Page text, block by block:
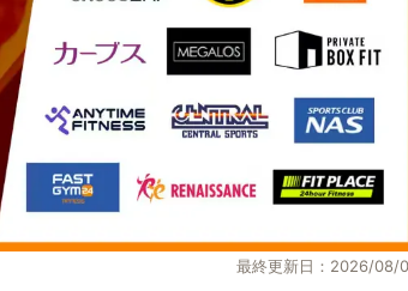
最終更新日：2026/08/